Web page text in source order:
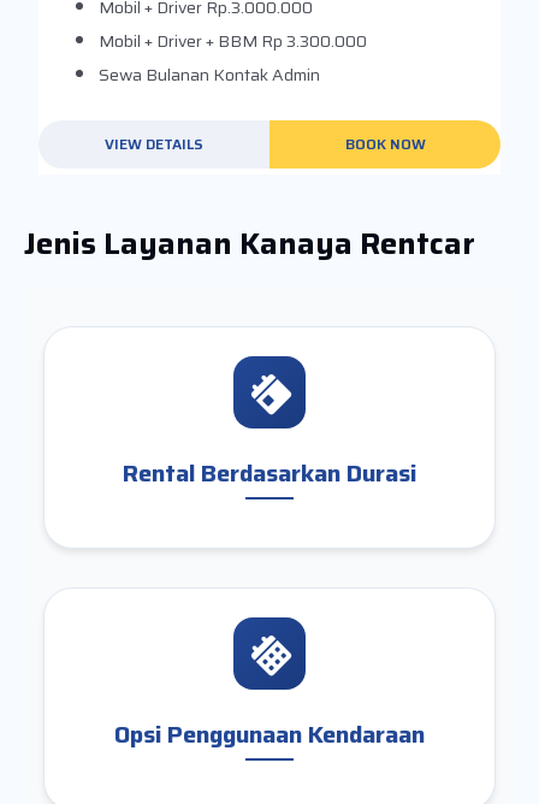
Mobil + DriverRp.3.000.000
Mobil + Driver + BBM Rp 3.300.000
Sewa Bulanan Kontak Admin
VIEW DETAILS BOOK NOW
Jenis Layanan Kanaya Rentcar
Rental Berdasarkan Durasi
Opsi Penggunaan Kendaraan